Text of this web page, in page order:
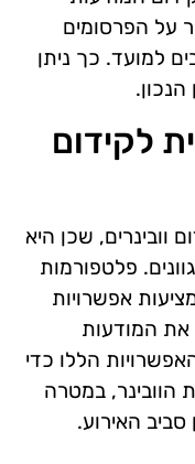
על הפרסומים
למועד. כך ניתן
לקידום
וובינרים, שכן היא
פלטפורמות
אפשרויות
המודעות
הללו כדי
הוובינר, במטרה
האירוע.